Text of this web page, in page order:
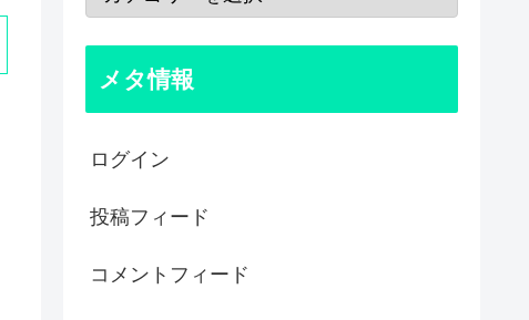
メタ情報
ログイン
投稿フィード
コメントフィード